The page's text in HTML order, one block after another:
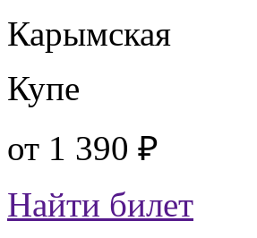
Карымская
Купе
от 1 390 ₽
Найти билет